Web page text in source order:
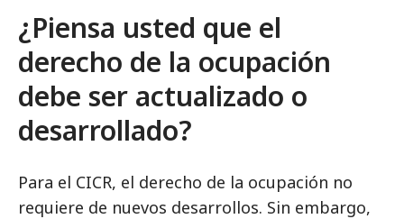
¿Piensa usted que el
derecho de la ocupación
debe ser actualizado o
desarrollado?
Para el CICR, el derecho de la ocupación no
requiere de nuevos desarrollos. Sin embargo,